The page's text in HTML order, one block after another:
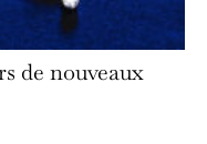
de nouveaux